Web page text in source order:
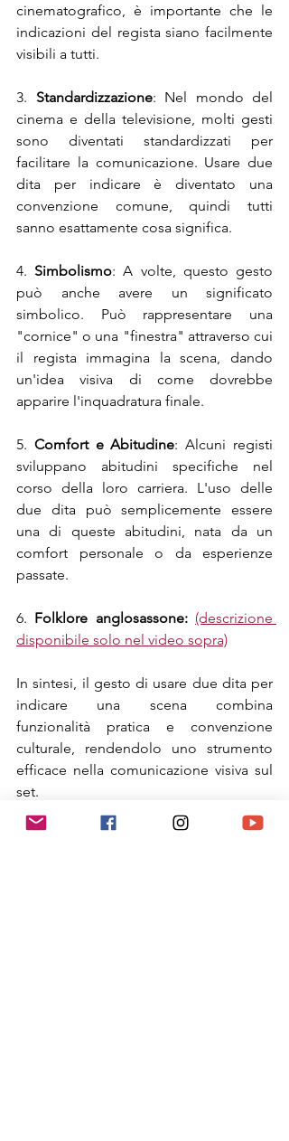
cinematografico, è importante che le
indicazioni del regista siano facilmente
visibili a tutti.
3. Standardizzazione: Nel mondo del
cinema e della televisione, molti gesti
sono diventati standardizzati per
facilitare la comunicazione. Usare due
dita per indicare è diventato una
convenzione comune, quindi tutti
sanno esattamente cosa significa.
4. Simbolismo: A volte, questo gesto
può anche avere un significato
simbolico. Può rappresentare una
"cornice" o una "finestra" attraverso cui
il regista immagina la scena, dando
un'idea visiva di come dovrebbe
apparire l'inquadratura finale.
5. Comfort e Abitudine: Alcuni registi
sviluppano abitudini specifiche nel
corso della loro carriera. L'uso delle
due dita può semplicemente essere
una di queste abitudini, nata da un
comfort personale o da esperienze
passate.
6. Folklore anglosassone: (descrizione
disponibile solo nel video sopra)
In sintesi, il gesto di usare due dita per
indicare una scena combina
funzionalità pratica e convenzione
culturale, rendendolo uno strumento
efficace nella comunicazione visiva sul
set.
co'Micuggino